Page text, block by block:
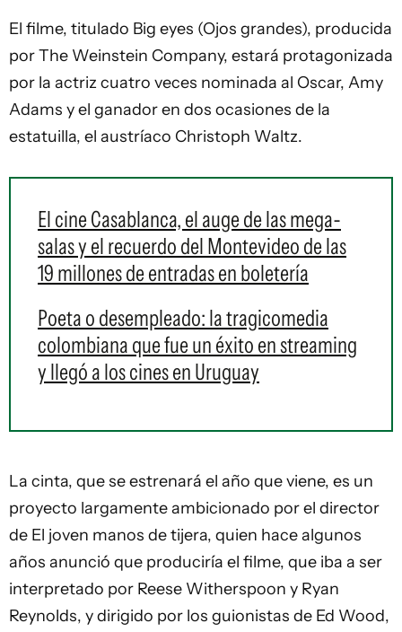
El filme, titulado Big eyes (Ojos grandes), producida
por The Weinstein Company, estará protagonizada
por la actriz cuatro veces nominada al Oscar, Amy
Adams y el ganador en dos ocasiones de la
estatuilla, el austríaco Christoph Waltz.
El cine Casablanca, el auge de las mega-
salas y el recuerdo del Montevideo de las
19 millones de entradas en boletería
Poeta o desempleado: la tragicomedia
colombiana que fue un éxito en streaming
y llegó a los cines en Uruguay
La cinta, que se estrenará el año que viene, es un
proyecto largamente ambicionado por el director
de El joven manos de tijera, quien hace algunos
años anunció que produciría el filme, que iba a ser
interpretado por Reese Witherspoon y Ryan
Reynolds, y dirigido por los guionistas de Ed Wood,